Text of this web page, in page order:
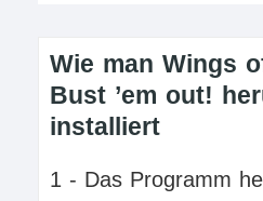
Wie man Wings
Bust ’em out!
installiert
1 - Das Programm